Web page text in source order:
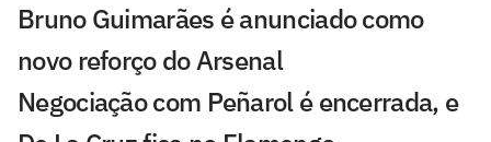
Bruno Guimarães é anunciado como
novo reforço do Arsenal
Negociação com Peñarol é encerrada, e